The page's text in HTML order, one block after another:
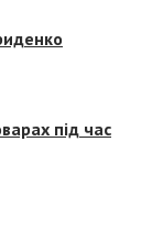
під час